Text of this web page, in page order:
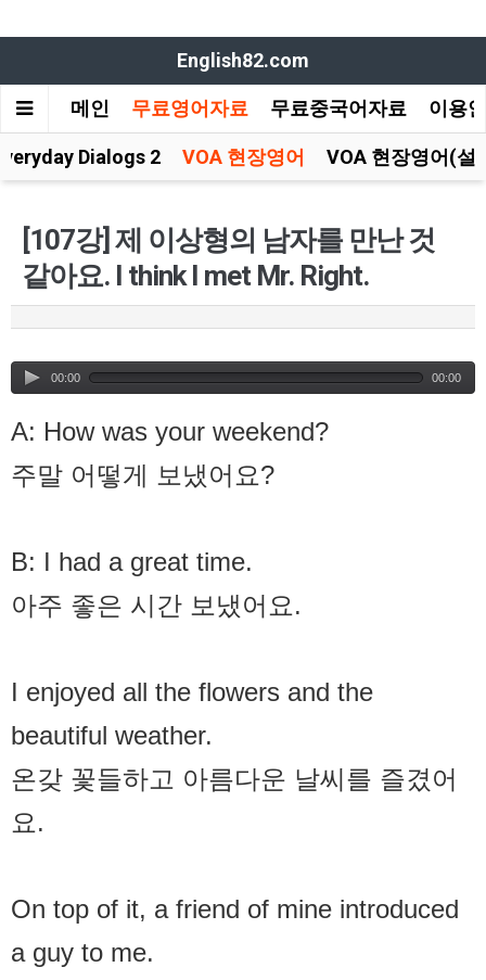
English82.com
메인 무료영어자료 무료중국어자료 이용
Dialogs 2 VOA 현장영어 VOA 현장영어(설
[107강] 제 이상형의 남자를 만난 것
같아요. I think I met Mr. Right.
00:00 00:00
A: How was your weekend?
주말 어떻게 보냈어요?
B: I had a great time.
아주 좋은 시간 보냈어요.
I enjoyed all the flowers and the
beautiful weather.
온갖 꽃들하고 아름다운 날씨를 즐겼어
요.
On top of it, a friend of mine introduced
a guy to me.